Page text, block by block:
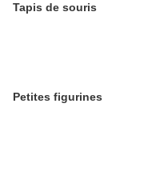
Tapis de souris
Petites figurines